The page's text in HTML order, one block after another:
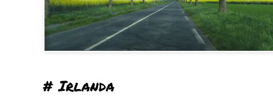
# Irlanda